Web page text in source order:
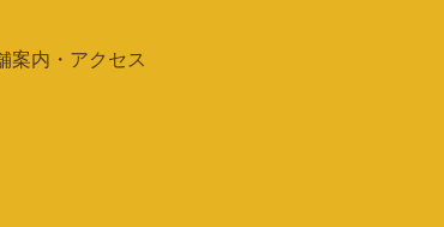
案内・アクセス